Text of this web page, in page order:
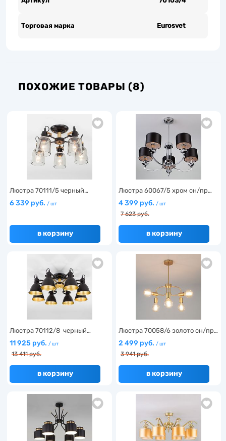
Торговая марка Eurosvet
ПОХОЖИЕ ТОВАРЫ (8)
Люстра 70111/5 черный…
6 339 руб. / шт
в корзину
Люстра 60067/5 хром сн/пр…
4 399 руб. / шт
7 623 руб.
в корзину
Люстра 70112/8 черный…
11 925 руб. / шт
13 411 руб.
в корзину
Люстра 70058/6 золото сн/пр…
2 499 руб. / шт
3 941 руб.
в корзину